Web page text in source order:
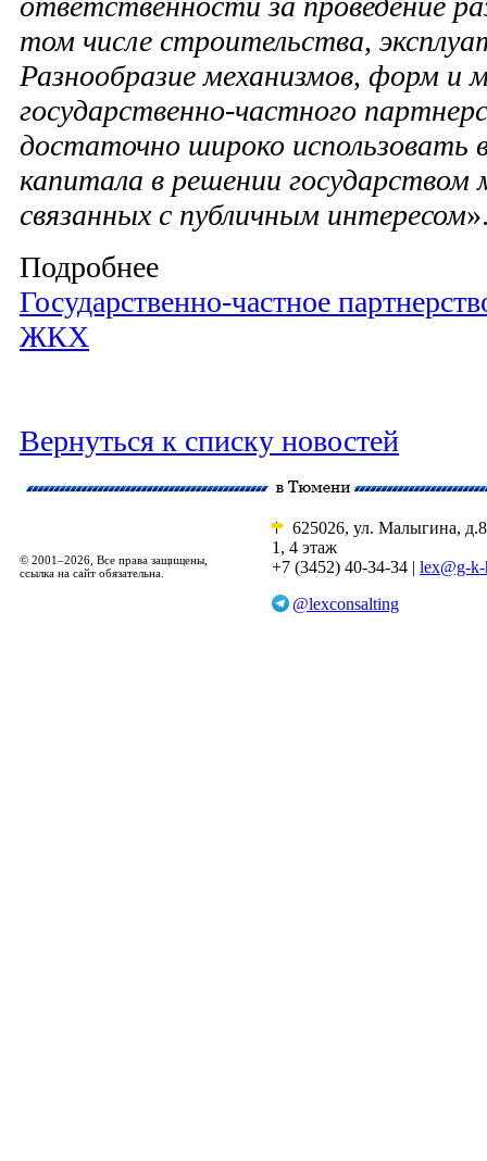
том числе строительства,
Разнообразие механизмов, форм и
государственно-частного
достаточно широко
капитала в решении государством
связанных с публичным интересом
Подробнее
Государственно-частное
ЖКХ
Вернуться к списку новостей
© 2001–2026, Все права защищены,
ссылка на сайт обязательна.
625026, ул. Малыгина,
1, 4 этаж
+7 (3452) 40-34-34 | lex@g-
@lexconsalting